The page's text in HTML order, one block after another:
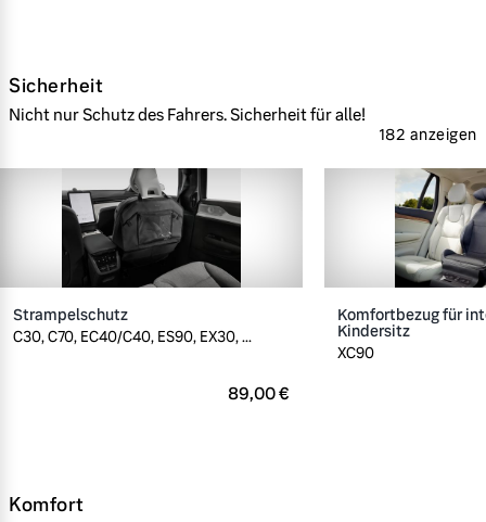
Sicherheit
Nicht nur Schutz des Fahrers. Sicherheit für alle!
182 anzeigen
Strampelschutz
C30, C70, EC40/C40, ES90, EX30, ...
89,00 €
Komfortbezug für
Kindersitz
XC90
Komfort